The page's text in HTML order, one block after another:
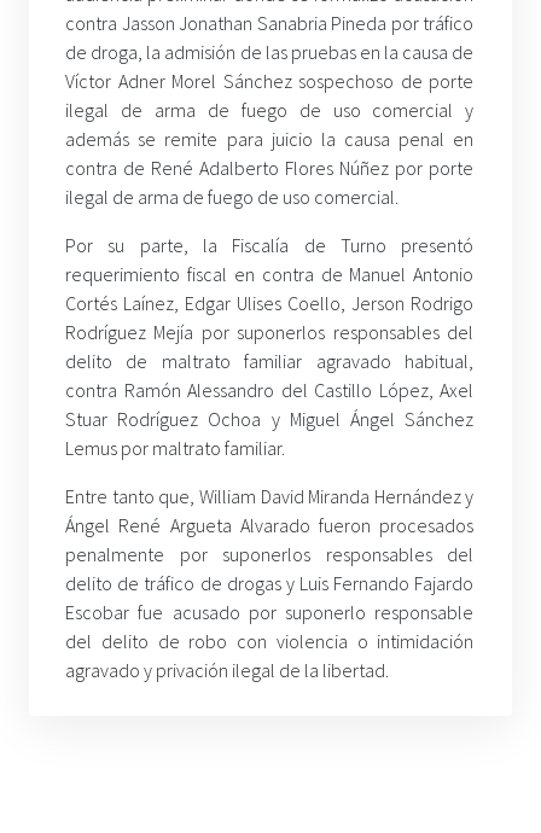
contra Jasson Jonathan Sanabria Pineda por tráfico
de droga, la admisión de las pruebas en la causa de
Víctor Adner Morel Sánchez sospechoso de porte
ilegal de arma de fuego de uso comercial y
además se remite para juicio la causa penal en
contra de René Adalberto Flores Núñez por porte
ilegal de arma de fuego de uso comercial.
Por su parte, la Fiscalía de Turno presentó
requerimiento fiscal en contra de Manuel Antonio
Cortés Laínez, Edgar Ulises Coello, Jerson Rodrigo
Rodríguez Mejía por suponerlos responsables del
delito de maltrato familiar agravado habitual,
contra Ramón Alessandro del Castillo López, Axel
Stuar Rodríguez Ochoa y Miguel Ángel Sánchez
Lemus por maltrato familiar.
Entre tanto que, William David Miranda Hernández y
Ángel René Argueta Alvarado fueron procesados
penalmente por suponerlos responsables del
delito de tráfico de drogas y Luis Fernando Fajardo
Escobar fue acusado por suponerlo responsable
del delito de robo con violencia o intimidación
agravado y privación ilegal de la libertad.